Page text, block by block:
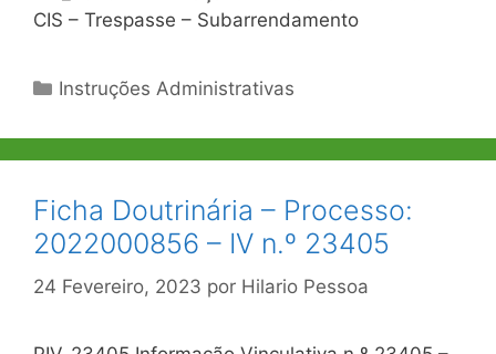
CIS – Trespasse – Subarrendamento
Categorias
Instruções Administrativas
Ficha Doutrinária – Processo:
2022000856 – IV n.º 23405
24 Fevereiro, 2023 por Hilario Pessoa